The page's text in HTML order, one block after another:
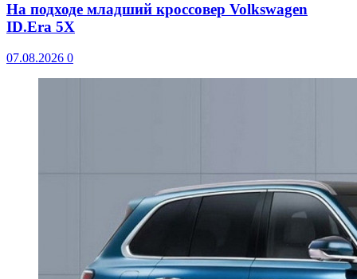
На подходе младший кроссовер Volkswagen
ID.Era 5X
07.08.2026 0